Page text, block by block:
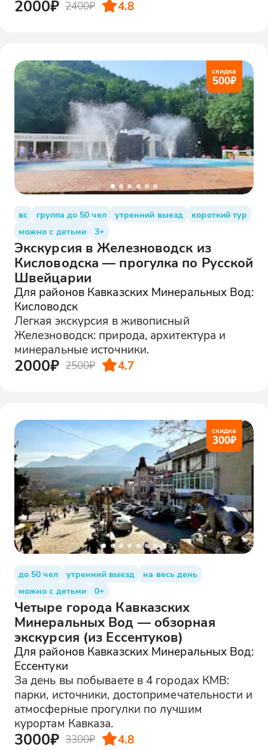
2000₽ 2400₽ 4.8
скидка
500₽
вс группа до 50 чел утренний выезд
короткий тур
можно с детьми
3+
Экскурсия в Железноводск из
Кисловодска — прогулка по Русской
Швейцарии
Для районов Кавказских Минеральных Вод:
Кисловодск
Легкая экскурсия в живописный
Железноводск: природа, архитектура и
минеральные источники.
2000₽ 2500₽ 4.7
скидка
300₽
до 50 чел утренний выезд
на весь день
можно с детьми
0+
Четыре города Кавказских
Минеральных Вод — обзорная
экскурсия (из Ессентуков)
Для районов Кавказских Минеральных Вод:
Ессентуки
За день вы побываете в 4 городах КМВ:
парки, источники, достопримечательности и
атмосферные прогулки по лучшим
курортам Кавказа.
3000₽ 3300₽ 4.8